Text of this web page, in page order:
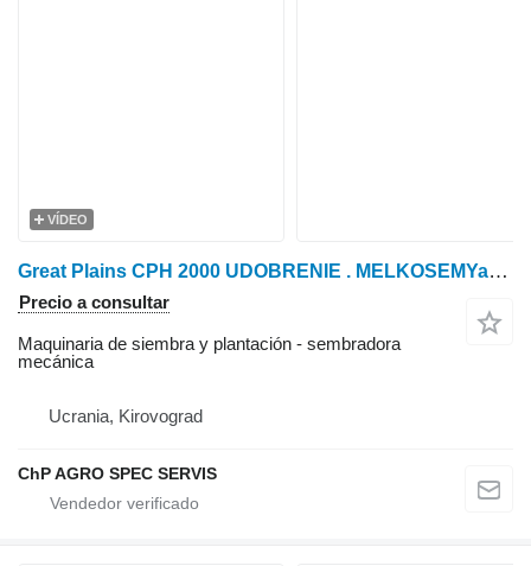
VÍDEO
Great Plains CPH 2000 UDOBRENIE . MELKOSEMYaNKA
Precio a consultar
Maquinaria de siembra y plantación - sembradora
mecánica
Ucrania, Kirovograd
ChP AGRO SPEC SERVIS